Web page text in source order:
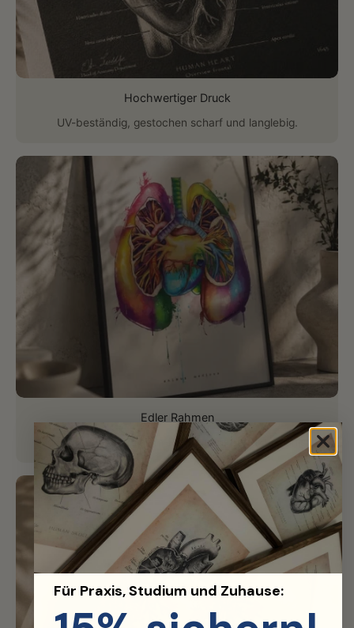
Hochwertiger Druck
UV-beständig, gestochen scharf und langlebig.
Edler Rahmen
Hochwertiger Aluminium-Rahmen für perfektes Finish.
Für Praxis, Studium und Zuhause: